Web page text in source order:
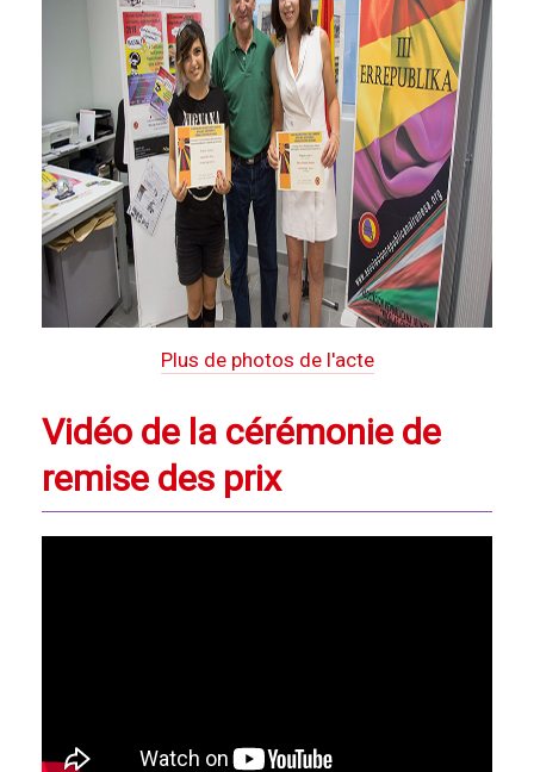
Plus de photos de l'acte
Vidéo de la cérémonie de
remise des prix